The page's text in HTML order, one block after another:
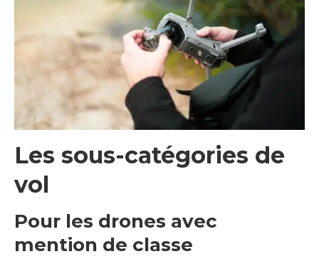
Les sous-catégories de
vol
Pour les drones avec
mention de classe